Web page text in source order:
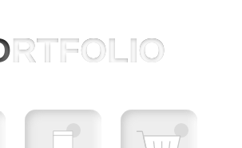
RTFOLIO